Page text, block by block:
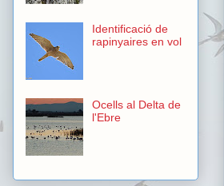
Identificació de
rapinyaires en vol
Ocells al Delta de
l'Ebre